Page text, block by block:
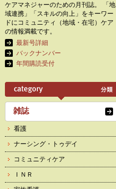
ケアマネジャーのための月刊誌。 「地
域連携」「スキルの向上」をキーワー
ドにコミュニティ（地域・在宅）ケア
の情報満載です。
最新号詳細
バックナンバー
年間購読受付
雑誌
看護
ナーシング・トゥデイ
コミュニティケア
ＩＮＲ